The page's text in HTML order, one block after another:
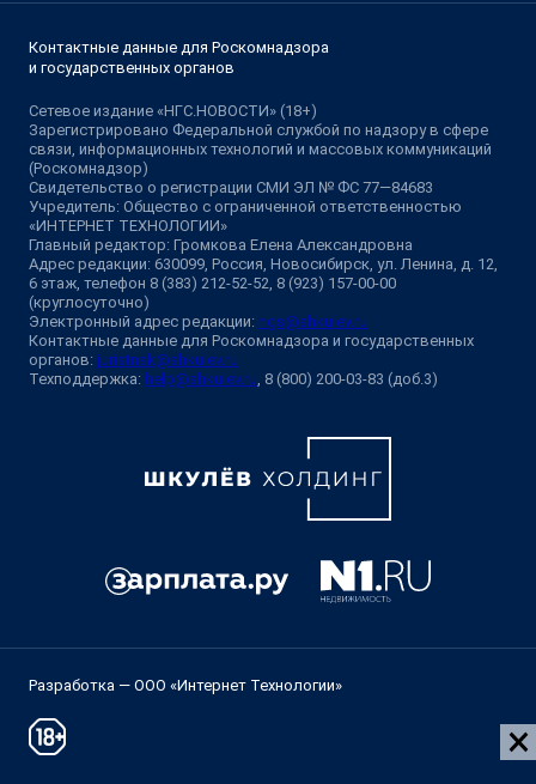
Контактные данные для Роскомнадзора
и государственных органов
Сетевое издание «НГС.НОВОСТИ» (18+)
Зарегистрировано Федеральной службой по надзору в сфере
связи, информационных технологий и массовых коммуникаций
(Роскомнадзор)
Свидетельство о регистрации СМИ ЭЛ № ФС 77—84683
Учредитель: Общество с ограниченной ответственностью
«ИНТЕРНЕТ ТЕХНОЛОГИИ»
Главный редактор: Громкова Елена Александровна
Адрес редакции: 630099, Россия, Новосибирск, ул. Ленина, д. 12,
6 этаж, телефон 8 (383) 212-52-52, 8 (923) 157-00-00
(круглосуточно)
Электронный адрес редакции: ngs@shkulev.ru
Контактные данные для Роскомнадзора и государственных
органов: juristnsk@shkulev.ru
Техподдержка: help@shkulev.ru , 8 (800) 200-03-83 (доб.3)
Разработка — ООО «Интернет Технологии»